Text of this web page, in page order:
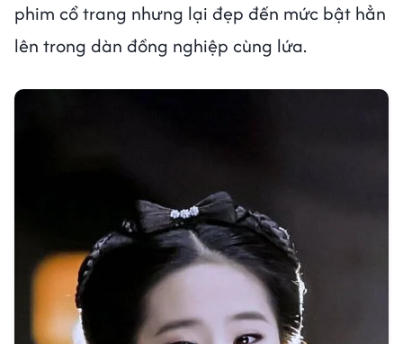
phim cổ trang nhưng lại đẹp đến mức bật hẳn
lên trong dàn đồng nghiệp cùng lứa.